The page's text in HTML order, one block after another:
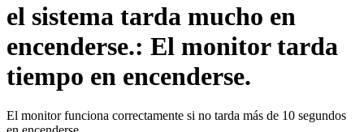
el sistema tarda mucho en
encenderse.: El monitor tarda
tiempo en encenderse.
El monitor funciona correctamente si no tarda más de 10 segundos